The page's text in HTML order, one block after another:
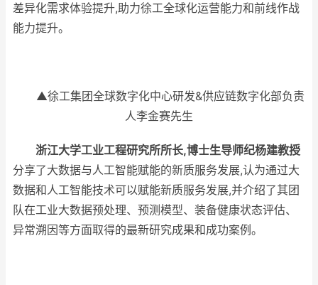
差异化需求体验提升,助力徐工全球化运营能力和前线作战
能力提升。
▲徐工集团全球数字化中心研发&供应链数字化部负责
人李金赛先生
浙江大学工业工程研究所所长,博士生导师纪杨建教授
分享了大数据与人工智能赋能的新质服务发展,认为通过大
数据和人工智能技术可以赋能新质服务发展,并介绍了其团
队在工业大数据预处理、预测模型、装备健康状态评估、
异常溯因等方面取得的最新研究成果和成功案例。